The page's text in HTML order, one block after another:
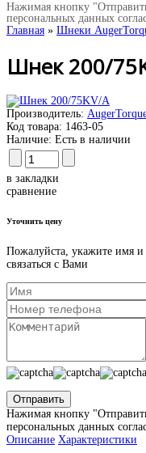
Нажимая кнопку
персональных данных
Главная » Шнеки
Шнек 200/
Производитель:
Код товара: 1463-05
Наличие: Есть в наличии
в закладки
сравнение
Уточнить цену
Пожалуйста, укажите имя
связаться с Вами
Отправить
Нажимая кнопку
персональных данных
Описание Характеристики